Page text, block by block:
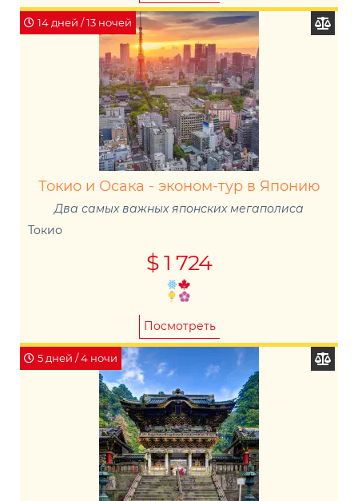
14 дней / 13 ночей
Токио и Осака - эконом-тур в Японию
Два самых важных японских мегаполиса
Токио
$ 1 724
Посмотреть
5 дней / 4 ночи